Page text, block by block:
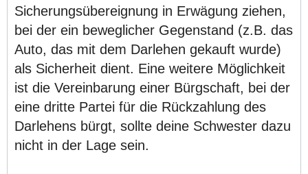
Sicherungsübereignung in Erwägung ziehen,
bei der ein beweglicher Gegenstand (z.B. das
Auto, das mit dem Darlehen gekauft wurde)
als Sicherheit dient. Eine weitere Möglichkeit
ist die Vereinbarung einer Bürgschaft, bei der
eine dritte Partei für die Rückzahlung des
Darlehens bürgt, sollte deine Schwester dazu
nicht in der Lage sein.